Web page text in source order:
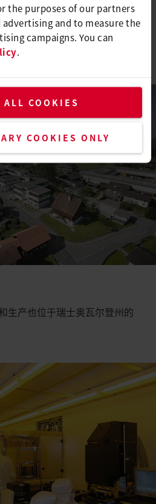
the purposes of our partners
and to measure the
campaigns. You can
ALL COOKIES
COOKIES ONLY
生产也位于瑞士奥瓦尔登州的